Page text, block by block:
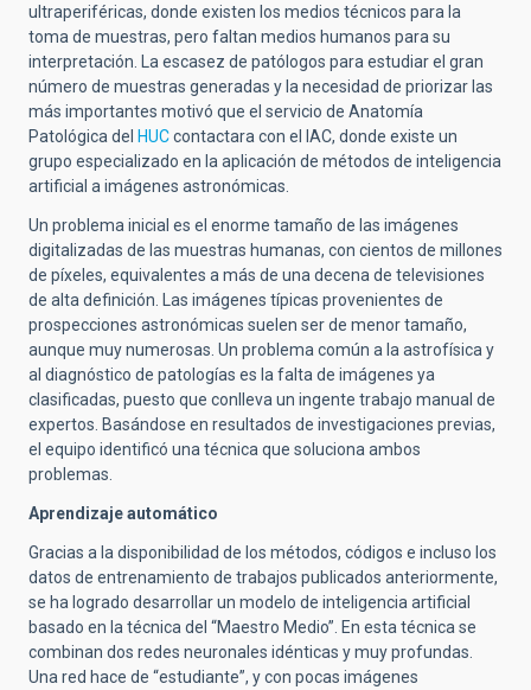
ultraperiféricas, donde existen los medios técnicos para la
toma de muestras, pero faltan medios humanos para su
interpretación. La escasez de patólogos para estudiar el gran
número de muestras generadas y la necesidad de priorizar las
más importantes motivó que el servicio de Anatomía
Patológica del HUCcontactara con el IAC, donde existe un
grupo especializado en la aplicación de métodos de inteligencia
artificial a imágenes astronómicas.
Un problema inicial es el enorme tamaño de las imágenes
digitalizadas de las muestras humanas, con cientos de millones
de píxeles, equivalentes a más de una decena de televisiones
de alta definición. Las imágenes típicas provenientes de
prospecciones astronómicas suelen ser de menor tamaño,
aunque muy numerosas. Un problema común a la astrofísica y
al diagnóstico de patologías es la falta de imágenes ya
clasificadas, puesto que conlleva un ingente trabajo manual de
expertos. Basándose en resultados de investigaciones previas,
el equipo identificó una técnica que soluciona ambos
problemas.
Aprendizaje automático
Gracias a la disponibilidad de los métodos, códigos e incluso los
datos de entrenamiento de trabajos publicados anteriormente,
se ha logrado desarrollar un modelo de inteligencia artificial
basado en la técnica del “Maestro Medio”. En esta técnica se
combinan dos redes neuronales idénticas y muy profundas.
Una red hace de “estudiante”, y con pocas imágenes